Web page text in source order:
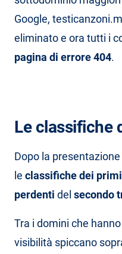
Google,
eliminato e ora tutti i
pagina di errore 404.
Le classifiche
Dopo la
le classifiche dei
perdenti del secondo
Tra i domini che hanno
visibilità spiccano